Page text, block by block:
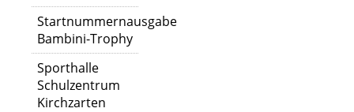
Startnummernausgabe
Bambini-Trophy
Sporthalle
Schulzentrum
Kirchzarten